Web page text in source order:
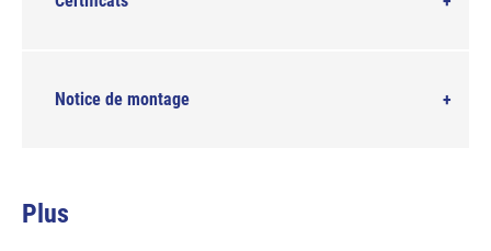
Notice de montage
Plus